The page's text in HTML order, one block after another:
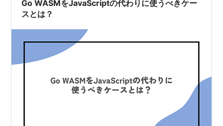
Go WASMをJavaScriptの代わりに使うべきケー
スとは？